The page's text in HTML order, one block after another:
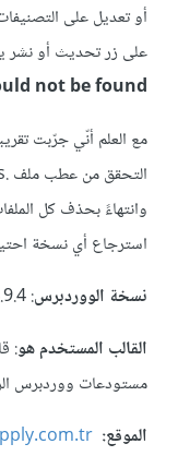
أو تعديل على
على زر تحديث أو نشر
not be found
مع العلم أنّي جرّبت
وانتهاءً بحذف كل
استرجاع أي نسخة
نسخة الووردبرس: 4.9.4
القالب المستخدم هو
مستودعات ووردبرس
الموقع: